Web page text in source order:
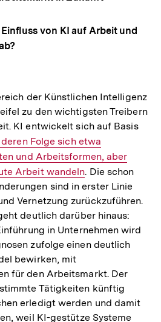
von KI auf Arbeit und
der Künstlichen Intelligenz
zu den wichtigsten Treibern
KI entwickelt sich auf Basis
deren Folge sich etwa
und Arbeitsformen, aber
Arbeit wandeln. Die schon
sind in erster Linie
Vernetzung zurückzuführen.
deutlich darüber hinaus:
in Unternehmen wird
zufolge einen deutlich
bewirken, mit
für den Arbeitsmarkt. Der
Tätigkeiten künftig
erledigt werden und damit
weil KI-gestütze Systeme